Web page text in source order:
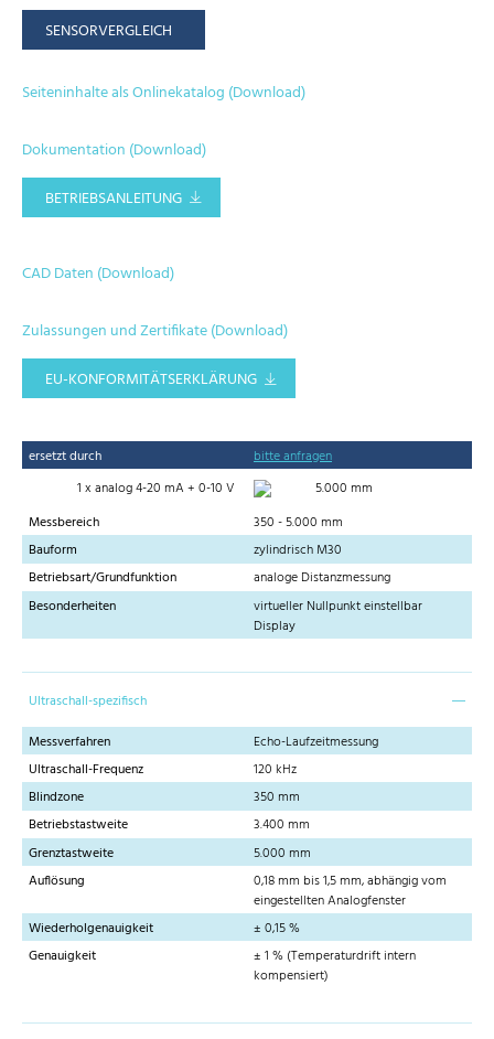
SENSORVERGLEICH
Seiteninhalte als Onlinekatalog (Download)
Dokumentation (Download)
BETRIEBSANLEITUNG
CAD Daten (Download)
Zulassungen und Zertifikate (Download)
EU-KONFORMITÄTSERKLÄRUNG
ersetzt durch
bitte anfragen
1 x analog 4-20 mA + 0-10 V
5.000 mm
Messbereich
350 - 5.000 mm
Bauform
zylindrisch M30
Betriebsart/Grundfunktion
analoge Distanzmessung
Besonderheiten
virtueller Nullpunkt einstellbar
Display
Ultraschall-spezifisch
Messverfahren
Echo-Laufzeitmessung
Ultraschall-Frequenz
120 kHz
Blindzone
350 mm
Betriebstastweite
3.400 mm
Grenztastweite
5.000 mm
Auflösung
0,18 mm bis 1,5 mm, abhängig vom
eingestellten Analogfenster
Wiederholgenauigkeit
± 0,15 %
Genauigkeit
± 1 % (Temperaturdrift intern
kompensiert)